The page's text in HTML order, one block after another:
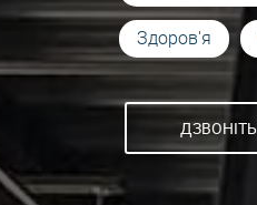
Здоров'я